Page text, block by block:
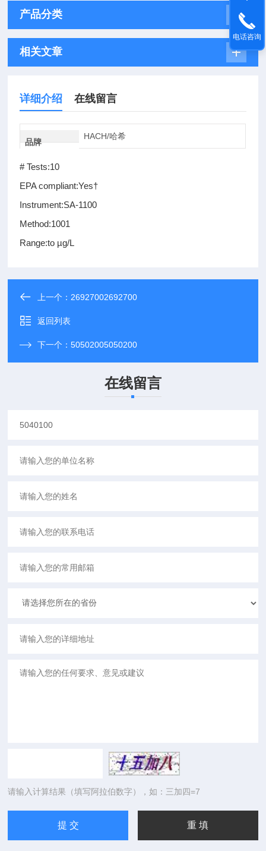
产品分类
相关文章
详细介绍 在线留言
品牌
HACH/哈希
# Tests:10
EPA compliant:Yes†
Instrument:SA-1100
Method:1001
Range:to µg/L
上一个： 26927002692700
返回列表
下一个：50502005050200
在线留言
请输入计算结果（填写阿拉伯数字），如：三加四=7
电话咨询